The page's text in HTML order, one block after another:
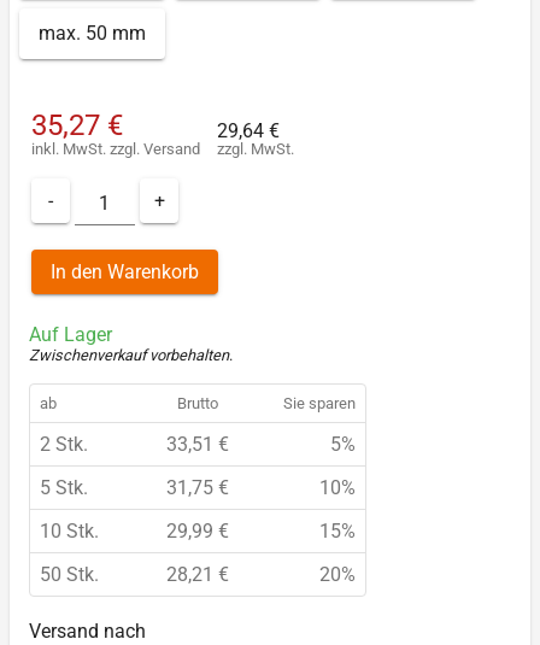
max. 50 mm
35,27 €
inkl. MwSt. zzgl. Versand
29,64 €
zzgl. MwSt.
- +
In den Warenkorb
Auf Lager
Zwischenverkauf vorbehalten.
ab Brutto Sie sparen
2 Stk. 33,51 €
5%
5 Stk.
31,75 €
10%
10 Stk.
29,99 €
15%
50 Stk.
28,21 € 20%
Versand nach